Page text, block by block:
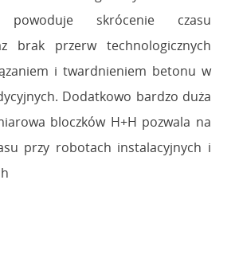
powoduje skrócenie czasu
brak przerw technologicznych
i twardnieniem betonu w
Dodatkowo bardzo duża
bloczków H+H pozwala na
przy robotach instalacyjnych i